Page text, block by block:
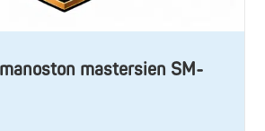
mastersien SM-